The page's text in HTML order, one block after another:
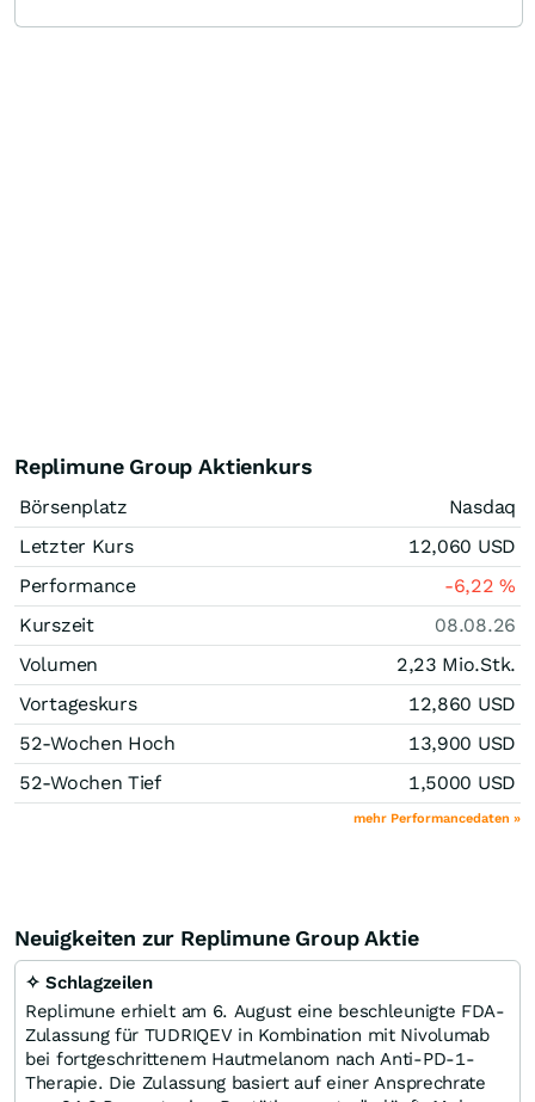
Replimune Group Aktienkurs
Börsenplatz
Nasdaq
Letzter Kurs
12,060 USD
Performance
-6,22%
Kurszeit
08.08.26
Volumen
2,23 Mio.Stk.
Vortageskurs
12,860 USD
52-Wochen Hoch
13,900 USD
52-Wochen Tief
1,5000 USD
mehr Performancedaten »
Neuigkeiten zur Replimune Group Aktie
✧ Schlagzeilen
Replimune erhielt am 6. August eine beschleunigte FDA-
Zulassung für TUDRIQEV in Kombination mit Nivolumab
bei fortgeschrittenem Hautmelanom nach Anti-PD-1-
Therapie. Die Zulassung basiert auf einer Ansprechrate